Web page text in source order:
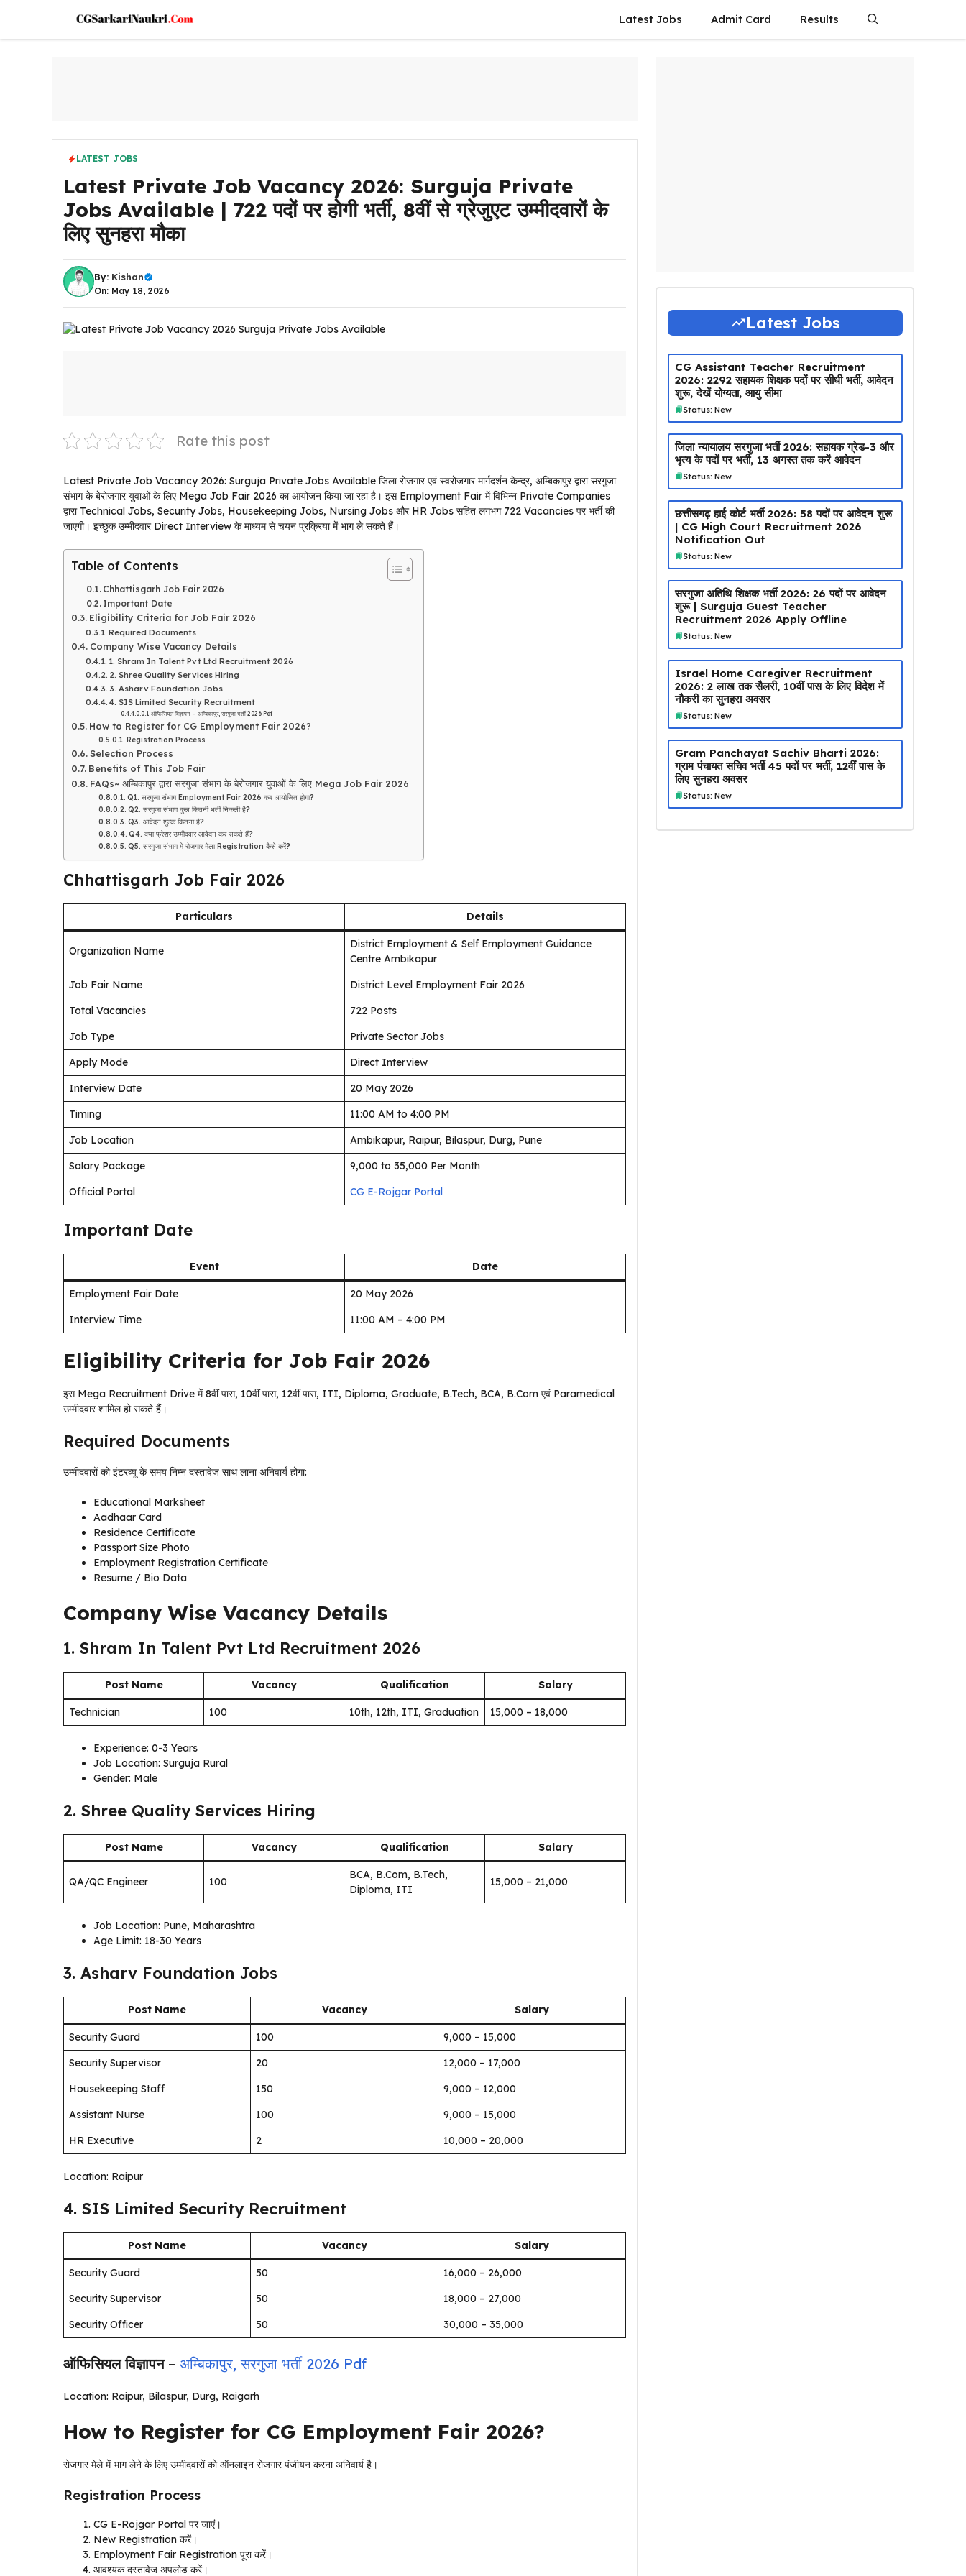
content
Latest Jobs Admit Card Results
LATEST JOBS
Latest Private Job Vacancy 2026: Surguja Private
Jobs Available | 722 पदों पर होगी भर्ती, 8वीं से ग्रेजुएट उम्मीदवारों के
लिए सुनहरा मौका
By: Kishan
On: May 18, 2026
Rate this post
Latest Private Job Vacancy 2026: Surguja Private Jobs Available जिला रोजगार एवं स्वरोजगार मार्गदर्शन केन्द्र, अम्बिकापुर द्वारा सरगुजा
संभाग के बेरोजगार युवाओं के लिए Mega Job Fair 2026 का आयोजन किया जा रहा है। इस Employment Fair में विभिन्न Private Companies
द्वारा Technical Jobs, Security Jobs, Housekeeping Jobs, Nursing Jobs और HR Jobs सहित लगभग 722 Vacancies पर भर्ती की
जाएगी। इच्छुक उम्मीदवार Direct Interview के माध्यम से चयन प्रक्रिया में भाग ले सकते हैं।
Table of Contents
Chhattisgarh Job Fair 2026
Important Date
Eligibility Criteria for Job Fair 2026
Required Documents
Company Wise Vacancy Details
1. Shram In Talent Pvt Ltd Recruitment 2026
2. Shree Quality Services Hiring
3. Asharv Foundation Jobs
4. SIS Limited Security Recruitment
ऑफिसियल विज्ञापन – अम्बिकापुर, सरगुजा भर्ती 2026 Pdf
How to Register for CG Employment Fair 2026?
Registration Process
Selection Process
Benefits of This Job Fair
FAQs~ अम्बिकापुर द्वारा सरगुजा संभाग के बेरोजगार युवाओं के लिए Mega Job Fair 2026
Q1. सरगुजा संभाग Employment Fair 2026 कब आयोजित होगा?
Q2. सरगुजा संभाग कुल कितनी भर्ती निकली है?
Q3. आवेदन शुल्क कितना है?
Q4. क्या फ्रेशर उम्मीदवार आवेदन कर सकते हैं?
Q5. सरगुजा संभाग मे रोजगार मेला Registration कैसे करें?
Chhattisgarh Job Fair 2026
Particulars Details
Organization Name
District Employment & Self Employment Guidance
Centre Ambikapur
Job Fair Name
District Level Employment Fair 2026
Total Vacancies
722 Posts
Job Type
Private Sector Jobs
Apply Mode
Direct Interview
Interview Date
20 May 2026
Timing
11:00 AM to 4:00 PM
Job Location
Ambikapur, Raipur, Bilaspur, Durg, Pune
Salary Package
₹9,000 to ₹35,000 Per Month
Official Portal
CG E-Rojgar Portal
Important Date
Event Date
Employment Fair Date
20 May 2026
Interview Time
11:00 AM – 4:00 PM
Eligibility Criteria for Job Fair 2026
इस Mega Recruitment Drive में 8वीं पास, 10वीं पास, 12वीं पास, ITI, Diploma, Graduate, B.Tech, BCA, B.Com एवं Paramedical
उम्मीदवार शामिल हो सकते हैं।
Required Documents
उम्मीदवारों को इंटरव्यू के समय निम्न दस्तावेज साथ लाना अनिवार्य होगा:
Educational Marksheet
Aadhaar Card
Residence Certificate
Passport Size Photo
Employment Registration Certificate
Resume / Bio Data
Company Wise Vacancy Details
1. Shram In Talent Pvt Ltd Recruitment 2026
Post Name Vacancy Qualification Salary
Technician 100 10th, 12th, ITI, Graduation ₹15,000 – ₹18,000
Experience: 0-3 Years
Job Location: Surguja Rural
Gender: Male
2. Shree Quality Services Hiring
Post Name Vacancy Qualification Salary
QA/QC Engineer 100
BCA, B.Com, B.Tech,
Diploma, ITI
₹15,000 – ₹21,000
Job Location: Pune, Maharashtra
Age Limit: 18-30 Years
3. Asharv Foundation Jobs
Post Name Vacancy Salary
Security Guard 100
₹9,000 – ₹15,000
Security Supervisor
20
₹12,000 – ₹17,000
Housekeeping Staff
150
₹9,000 – ₹12,000
Assistant Nurse
100
₹9,000 – ₹15,000
HR Executive
2 ₹10,000 – ₹20,000
Location: Raipur
4. SIS Limited Security Recruitment
Post Name Vacancy Salary
Security Guard 50
₹16,000 – ₹26,000
Security Supervisor
50
₹18,000 – ₹27,000
Security Officer
50 ₹30,000 – ₹35,000
ऑफिसियल विज्ञापन– अम्बिकापुर, सरगुजा भर्ती 2026 Pdf
Location: Raipur, Bilaspur, Durg, Raigarh
How to Register for CG Employment Fair 2026?
रोजगार मेले में भाग लेने के लिए उम्मीदवारों को ऑनलाइन रोजगार पंजीयन करना अनिवार्य है।
Registration Process
CG E-Rojgar Portal पर जाएं।
New Registration करें।
Employment Fair Registration पूरा करें।
आवश्यक दस्तावेज अपलोड करें।
Latest Jobs
CG Assistant Teacher Recruitment
2026: 2292 सहायक शिक्षक पदों पर सीधी भर्ती, आवेदन
शुरू, देखें योग्यता, आयु सीमा
Status: New
जिला न्यायालय सरगुजा भर्ती 2026: सहायक ग्रेड-3 और
भृत्य के पदों पर भर्ती, 13 अगस्त तक करें आवेदन
Status: New
छत्तीसगढ़ हाई कोर्ट भर्ती 2026: 58 पदों पर आवेदन शुरू
| CG High Court Recruitment 2026
Notification Out
Status: New
सरगुजा अतिथि शिक्षक भर्ती 2026: 26 पदों पर आवेदन
शुरू | Surguja Guest Teacher
Recruitment 2026 Apply Offline
Status: New
Israel Home Caregiver Recruitment
2026: ₹2 लाख तक सैलरी, 10वीं पास के लिए विदेश में
नौकरी का सुनहरा अवसर
Status: New
Gram Panchayat Sachiv Bharti 2026:
ग्राम पंचायत सचिव भर्ती 45 पदों पर भर्ती, 12वीं पास के
लिए सुनहरा अवसर
Status: New